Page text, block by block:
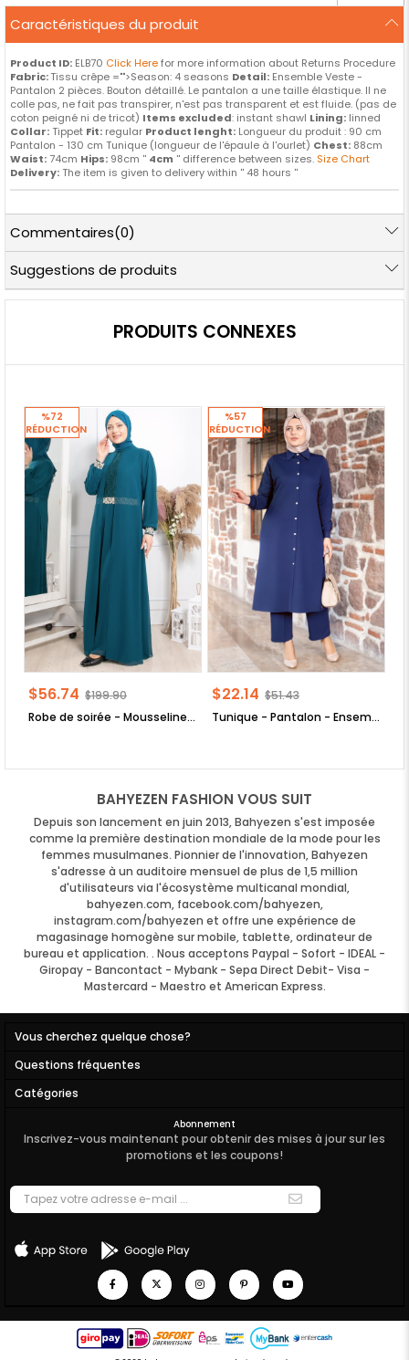
Caractéristiques du produit
Product ID: ELB70 Click Herefor more information about Returns Procedure
Fabric:Tissu crêpe ="">Season: 4 seasons Detail: Ensemble Veste -
Pantalon 2 pièces. Bouton détaillé. Le pantalon a une taille élastique. Il ne
colle pas, ne fait pas transpirer, n'est pas transparent et est fluide. (pas de
coton peigné ni de tricot) Items excluded: instant shawl Lining: linned
Collar: Tippet Fit: regular Product lenght: Longueur du produit : 90 cm
Pantalon - 130 cm Tunique (longueur de l'épaule à l'ourlet) Chest: 88cm
Waist:74cm Hips: 98cm '' 4cm '' difference between sizes. Size Chart
Delivery: The item is given to delivery within '' 48 hours ''
Commentaires(0)
Suggestions de produits
PRODUITS CONNEXES
Robe de soirée - Mousseline de Soie - Doublé - Haut Col - Vert Emeraude - FHM411
$56.74 $199.90
%72
RÉDUCTION
Tunique - Pantalon - Ensemble 2'er Set - Crêpe - Sans Doublure - Ras du Cou - Bleu indigo - FHM592
$22.14 $51.43
%57
RÉDUCTION
BAHYEZEN FASHION VOUS SUIT
Depuis son lancement en juin 2013, Bahyezen s'est imposée
comme la première destination mondiale de la mode pour les
femmes musulmanes. Pionnier de l'innovation, Bahyezen
s'adresse à un auditoire mensuel de plus de 1,5 million
d'utilisateurs via l'écosystème multicanal mondial,
bahyezen.com, facebook.com/bahyezen,
instagram.com/bahyezen et offre une expérience de
magasinage homogène sur mobile, tablette, ordinateur de
bureau et application. . Nous acceptons Paypal - Sofort - IDEAL -
Giropay - Bancontact - Mybank - Sepa Direct Debit- Visa -
Mastercard - Maestro et American Express.
Vous cherchez quelque chose?
Questions fréquentes
Catégories
Abonnement
Inscrivez-vous maintenant pour obtenir des mises à jour sur les
promotions et les coupons!